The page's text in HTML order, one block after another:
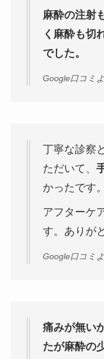
麻酔の注射
く麻酔も切
でした。
Google口コミ
丁寧な診察
ただいて、
かったです。
アフターケ
す。ありが
Google口コミ
痛みが無い
たが麻酔の